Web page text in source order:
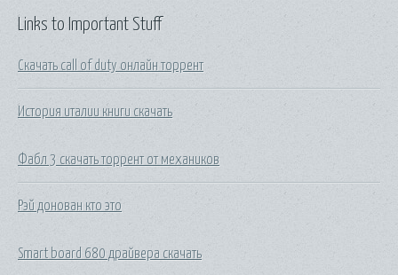
Links to Important Stuff
Скачать call of duty онлайн торрент
История италии книги скачать
Фабл 3 скачать торрент от механиков
Рэй донован кто это
Smart board 680 драйвера скачать